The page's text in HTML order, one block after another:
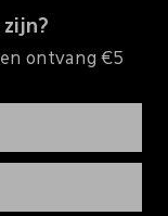
ontvang €5